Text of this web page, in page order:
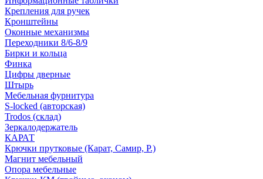
Крепления для ручек
Кронштейны
Оконные механизмы
Переходники 8/6-8/9
Бирки и кольца
Финка
Цифры дверные
Штырь
Мебельная фурнитура
S-locked (авторская)
Trodos (склад)
Зеркалодержатель
КАРАТ
Крючки прутковые (Карат, Самир, Р.)
Магнит мебельный
Опора мебельные